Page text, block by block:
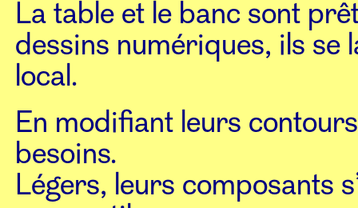
La table et le banc sont
dessins numériques, ils se
local.
En modifiant leurs
besoins.
Légers, leurs composants